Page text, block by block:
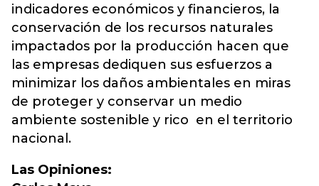
indicadores económicos y financieros, la
conservación de los recursos naturales
impactados por la producción hacen que
las empresas dediquen sus esfuerzos a
minimizar los daños ambientales en miras
de proteger y conservar un medio
ambiente sostenible y rico en el territorio
nacional.
Las Opiniones: